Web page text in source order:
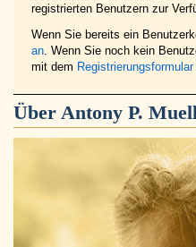
registrierten Benutzern zur
Wenn Sie bereits ein
an . Wenn Sie noch kein
mit dem Registrierungsformular
Über Antony P.